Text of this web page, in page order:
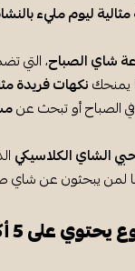
شاي الصباح، التي
يمنحكنكهات فريدة
الصباح أو تبحث عن
الشاي الكلاسيكي
لمن يبحثون عن